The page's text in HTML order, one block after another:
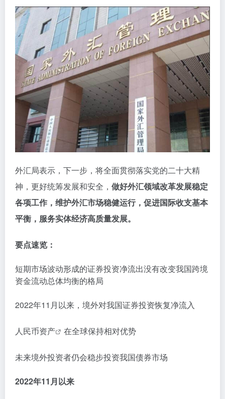
外汇局表示，下一步，将全面贯彻落实党的二十大精
神，更好统筹发展和安全， 做好外汇领域改革发展稳定
各项工作，维护外汇市场稳健运行，促进国际收支基本
平衡，服务实体经济高质量发展。
要点速览：
短期市场波动形成的证券投资净流出没有改变我国跨境
资金流动总体均衡的格局
2022年11月以来，境外对我国证券投资恢复净流入
人民币资产 在全球保持相对优势
未来境外投资者仍会稳步投资我国债券市场
2022年11月以来